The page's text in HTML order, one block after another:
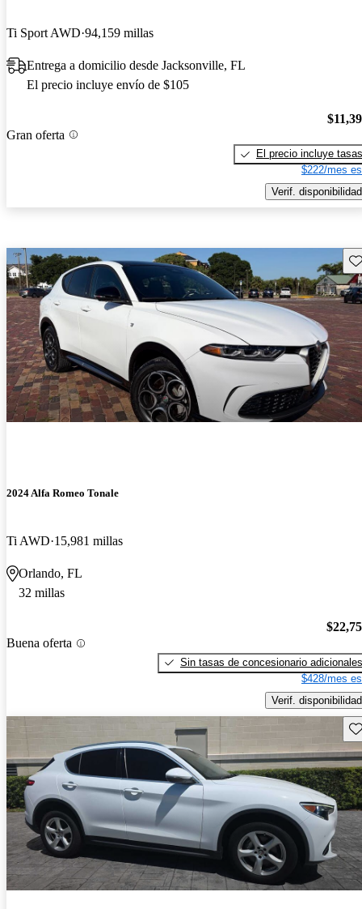
Ti Sport AWD 94,159 millas
Entrega a domicilio desde Jacksonville, FL
El precio incluye envío de $105
Gran oferta
El precio incluye tasas
$222/mes
Verif. disponibilidad
2024 Alfa Romeo Tonale
Ti AWD 15,981 millas
Orlando, FL
32 millas
Buena oferta
Sin tasas de concesionario adicionales
$428/mes
Verif. disponibilidad